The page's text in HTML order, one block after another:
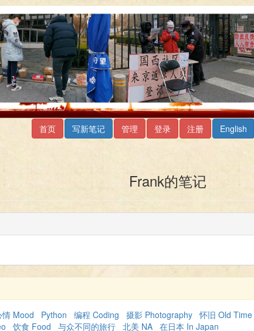
首页 写新笔记 管理 登录 注册 English
Frank的笔记
情 Mood Python 编程 Coding 摄影 Photography怀旧 Old Time
饮食 Food 与众不同的旅行 北美 NA 在日本 In Japan